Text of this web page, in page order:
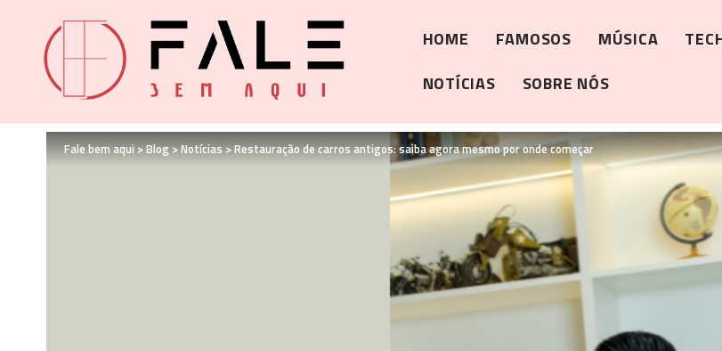
HOME FAMOSOS MÚSICA
NOTÍCIAS
SOBRE NÓS
Fale bem aqui>Blog>Notícias>Restauração de carros antigos: saiba agora mesmo por onde começar